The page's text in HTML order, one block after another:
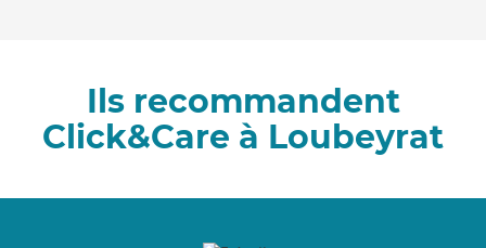
Ils recommandent
Click&Care à Loubeyrat